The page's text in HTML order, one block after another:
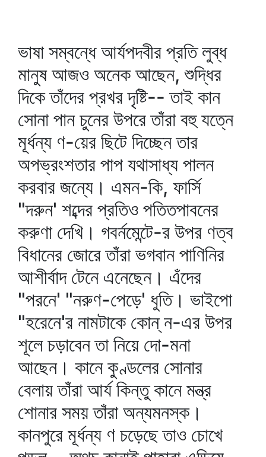
ভাষা সম্বন্ধে আর্যপদবীর প্রতি লুব্ধ
মানুষ আজও অনেক আছেন, শুদ্ধির
দিকে তাঁদের প্রখর দৃষ্টি-- তাই কান
সোনা পান চুনের উপরে তাঁরা বহু যত্নে
মূর্ধন্য ণ-য়ের ছিটে দিচ্ছেন তার
অপভ্রংশতার পাপ যথাসাধ্য পালন
করবার জন্যে। এমন-কি, ফার্সি
"দরুন' শব্দের প্রতিও পতিতপাবনের
করুণা দেখি। গবর্নমেন্টে-র উপর ণত্ব
বিধানের জোরে তাঁরা ভগবান পাণিনির
আশীর্বাদ টেনে এনেছেন। এঁদের
"পরনে' "নরুণ-পেড়ে' ধুতি। ভাইপো
"হরেনে'র নামটাকে কোন্‌ ন-এর উপর
শূলে চড়াবেন তা নিয়ে দো-মনা
আছেন। কানে কুণ্ডলের সোনার
বেলায় তাঁরা আর্য কিন্তু কানে মন্ত্র
শোনার সময় তাঁরা অন্যমনস্ক।
কানপুরে মূর্ধন্য ণ চড়েছে তাও চোখে